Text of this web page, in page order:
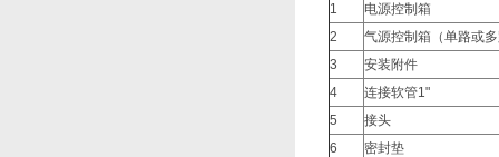
1
电源控制箱
2
气源控制箱（单路或
3
安装附件
4
连接软管1"
5
接头
6
密封垫